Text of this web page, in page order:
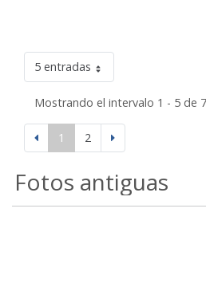
5 entradas
Mostrando el intervalo 1 - 5 de
1 2
Fotos antiguas